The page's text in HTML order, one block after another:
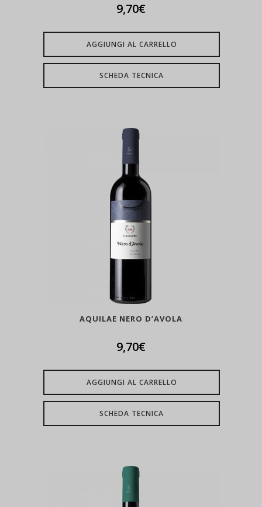
9,70€
AGGIUNGI AL CARRELLO
SCHEDA TECNICA
AQUILAE NERO D’AVOLA
9,70€
AGGIUNGI AL CARRELLO
SCHEDA TECNICA